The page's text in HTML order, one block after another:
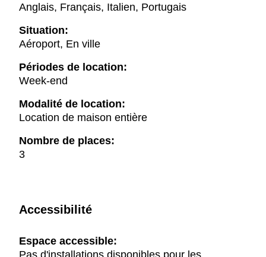
Anglais, Français, Italien, Portugais
Situation:
Aéroport, En ville
Périodes de location:
Week-end
Modalité de location:
Location de maison entière
Nombre de places:
3
Accessibilité
Espace accessible:
Pas d'installations disponibles pour les